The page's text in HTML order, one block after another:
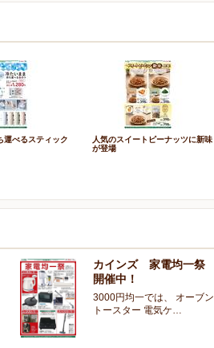
運べるスティック
人気のスイートピーナッツに新味
が登場
カインズ 家電均一祭
開催中！
3000円均一では、 オーブン
トースター 電気ケ…